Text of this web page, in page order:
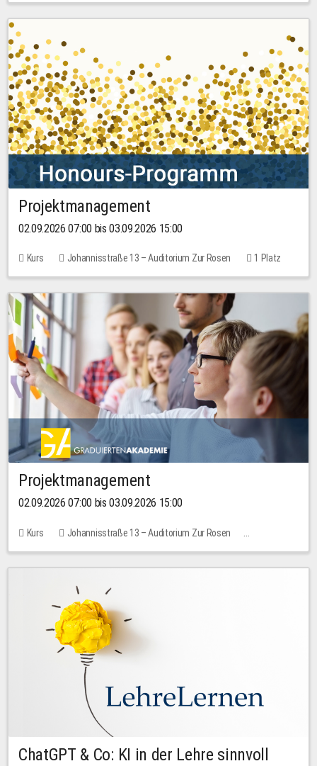
Projektmanagement
02.09.2026 07:00 bis 03.09.2026 15:00
Kurs Johannisstraße 13 – Auditorium Zur Rosen 1 Platz
Projektmanagement
02.09.2026 07:00 bis 03.09.2026 15:00
Kurs
Johannisstraße 13 – Auditorium Zur Rosen
Keine freien Plätze
30,00 EUR
ChatGPT & Co: KI in der Lehre sinnvoll